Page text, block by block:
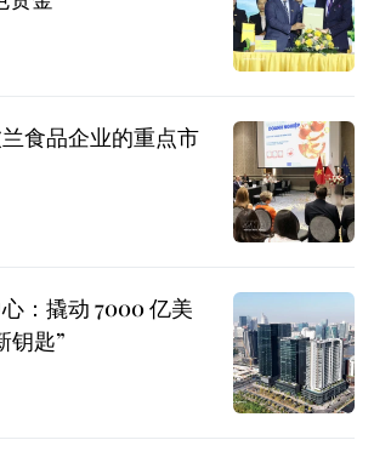
食品企业的重点市
：撬动 7000 亿美
钥匙”